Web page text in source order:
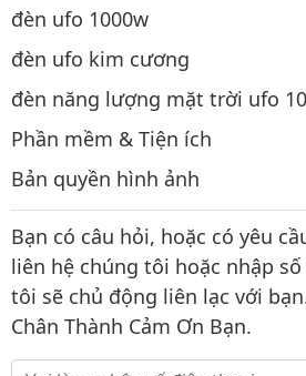
đèn ufo 1000w
đèn ufo kim cương
đèn năng lượng mặt trời ufo
Phần mềm & Tiện ích
Bản quyền hình ảnh
Bạn có câu hỏi, hoặc có yêu
liên hệ chúng tôi hoặc nhập
tôi sẽ chủ động liên lạc với
Chân Thành Cảm Ơn Bạn.